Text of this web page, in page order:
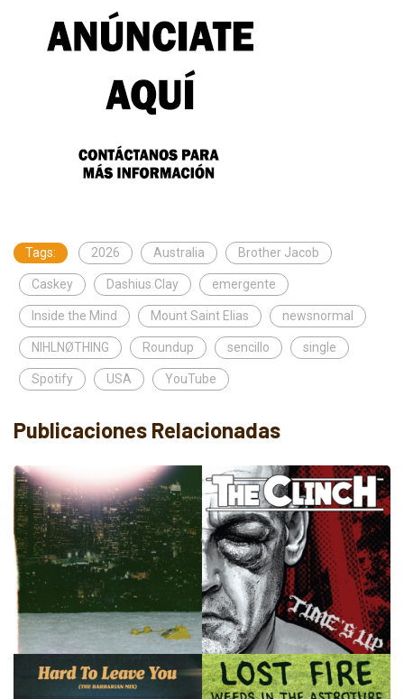
Tags: 2026 Australia Brother Jacob
Caskey Dashius Clay emergente
Inside the Mind Mount Saint Elias newsnormal
NIHLNØTHING Roundup sencillo single
Spotify USA YouTube
Publicaciones Relacionadas